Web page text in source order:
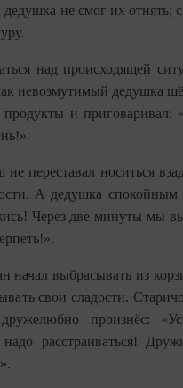
не смог их отнять;
над происходящей
невозмутимый дедушка
и приговаривал:
переставал носиться
А дедушка
Через две минуты мы
начал выбрасывать из
свои сладости.
произнёс:
расстраиваться!